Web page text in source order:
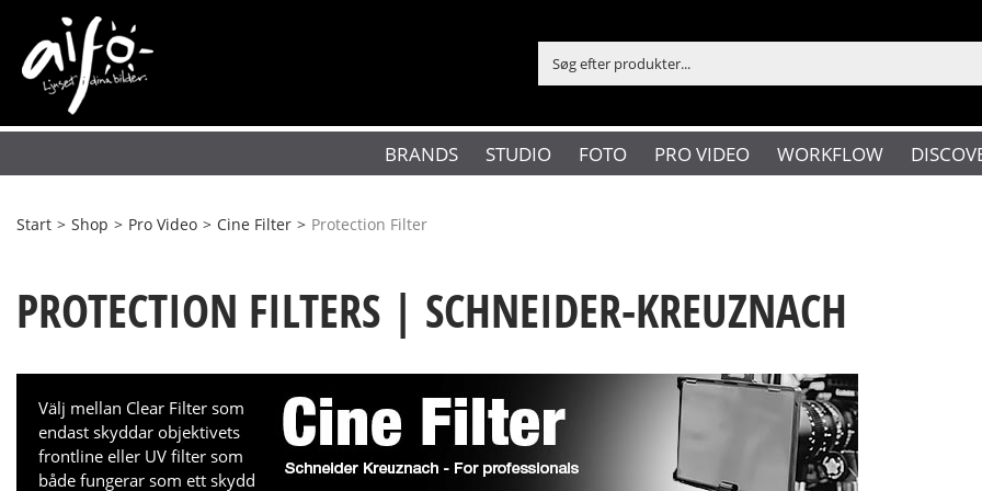
BRANDS STUDIO FOTO PRO VIDEO WORKFLOW
Start > Shop > Pro Video > Cine Filter > Protection Filter
PROTECTION FILTERS | SCHNEIDER-KREUZNACH
Välj mellan Clear Filter som
endast skyddar objektivets
frontline eller UV filter som
både fungerar som ett skydd